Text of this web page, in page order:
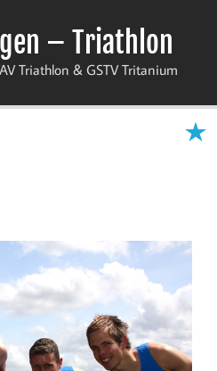
– Triathlon
Triathlon & GSTV Tritanium